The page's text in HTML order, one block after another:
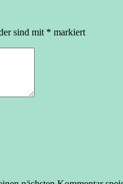
sind mit * markiert